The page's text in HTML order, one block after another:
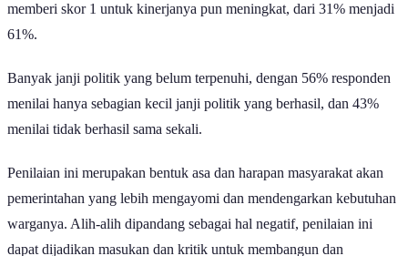
memberi skor 1 untuk kinerjanya pun meningkat, dari 31% menjadi
61%.
Banyak janji politik yang belum terpenuhi, dengan 56% responden
menilai hanya sebagian kecil janji politik yang berhasil, dan 43%
menilai tidak berhasil sama sekali.
Penilaian ini merupakan bentuk asa dan harapan masyarakat akan
pemerintahan yang lebih mengayomi dan mendengarkan kebutuhan
warganya. Alih-alih dipandang sebagai hal negatif, penilaian ini
dapat dijadikan masukan dan kritik untuk membangun dan